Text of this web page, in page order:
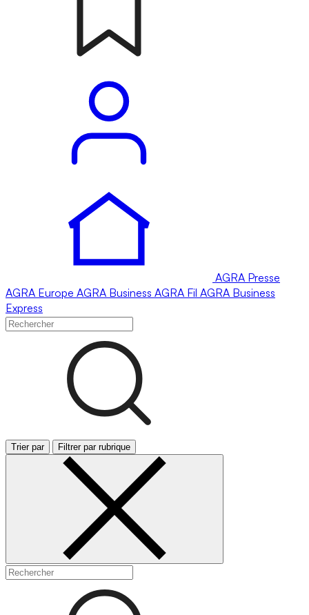
AGRA Presse
AGRA Europe AGRA Business AGRA Fil AGRA Business
Express
Trier par Filtrer par rubrique